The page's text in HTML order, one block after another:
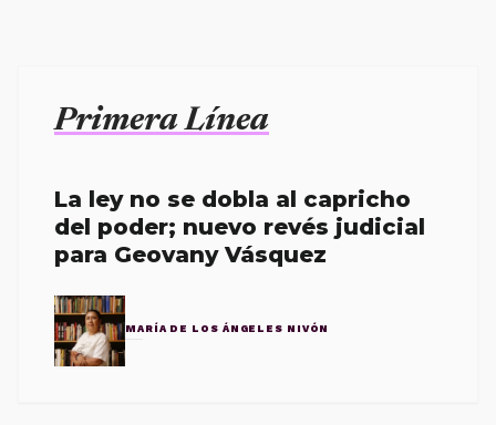
Primera Línea
La ley no se dobla al capricho
del poder; nuevo revés judicial
para Geovany Vásquez
MARÍA DE LOS ÁNGELES NIVÓN